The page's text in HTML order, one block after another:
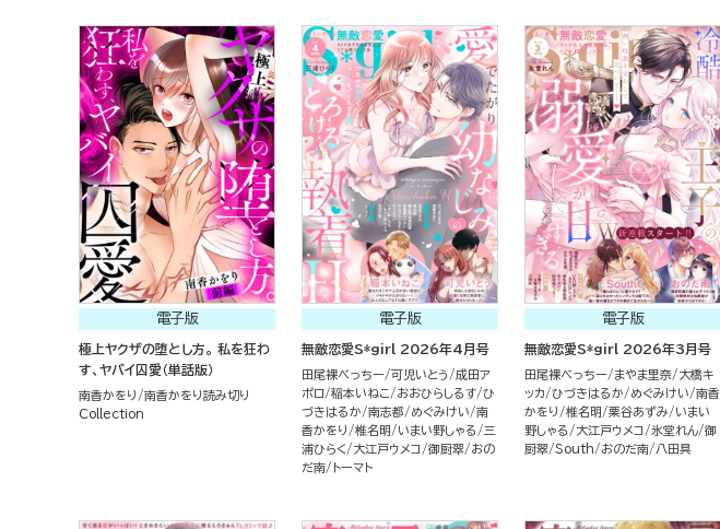
電子版
極上ヤクザの堕とし方。 私を狂わ
す、ヤバイ囚愛（単話版）
南香かをり
南香かをり読み切り
Collection
電子版
無敵恋愛S*girl 2026年4月号
田尾裸べっちー 可児いとう
成田ア
ポロ
稲本いねこ おおひらしるす ひ
づきはるか
南志都 めぐみけい
南
香かをり
椎名明 いまい野しゃる
三
浦ひらく
大江戸ウメコ 御厨翠
おの
だ南
トーマト
電子版
無敵恋愛S*girl 2026年3月号
田尾裸べっちー まやま里奈
大橋キ
ッカ
ひづきはるか めぐみけい
南香
かをり
椎名明 栗谷あずみ
いまい
野しゃる
大江戸ウメコ 氷堂れん 御
厨翠
South おのだ南 八田具